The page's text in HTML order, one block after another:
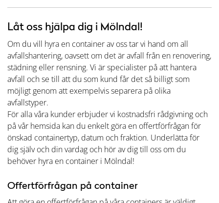
Låt oss hjälpa dig i Mölndal!
Om du vill hyra en container av oss tar vi hand om all
avfallshantering, oavsett om det är avfall från en renovering,
städning eller rensning. Vi är specialister på att hantera
avfall och se till att du som kund får det så billigt som
möjligt genom att exempelvis separera på olika
avfallstyper.
För alla våra kunder erbjuder vi kostnadsfri rådgivning och
på vår hemsida kan du enkelt göra en offertförfrågan för
önskad containertyp, datum och fraktion. Underlätta för
dig själv och din vardag och hör av dig till oss om du
behöver hyra en container i Mölndal!
Offertförfrågan på container